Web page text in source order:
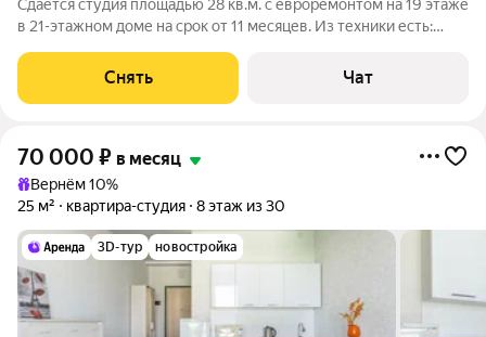
Сдаётся студия площадью 28 кв.м. с евроремонтом на 19 этаже
в 21-этажном доме на срок от 11 месяцев. Из техники есть:
Кондиционер Микроволновка Дом - монолитный, окна
выходят во двор и на улицу.
Снять Чат
70 000 ₽ в месяц
Вернём 10%
25 м²
квартира-студия 8 этаж из 30
3D-тур новостройка